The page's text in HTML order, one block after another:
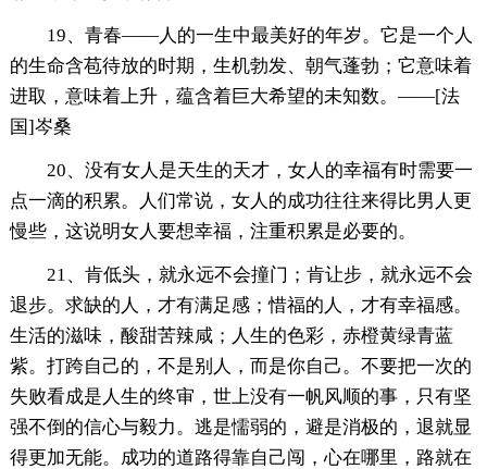
19、青春——人的一生中最美好的年岁。它是一个人
的生命含苞待放的时期，生机勃发、朝气蓬勃；它意味着
进取，意味着上升，蕴含着巨大希望的未知数。——[法
国]岑桑
20、没有女人是天生的天才，女人的幸福有时需要一
点一滴的积累。人们常说，女人的成功往往来得比男人更
慢些，这说明女人要想幸福，注重积累是必要的。
21、肯低头，就永远不会撞门；肯让步，就永远不会
退步。求缺的人，才有满足感；惜福的人，才有幸福感。
生活的滋味，酸甜苦辣咸；人生的色彩，赤橙黄绿青蓝
紫。打跨自己的，不是别人，而是你自己。不要把一次的
失败看成是人生的终审，世上没有一帆风顺的事，只有坚
强不倒的信心与毅力。逃是懦弱的，避是消极的，退就显
得更加无能。成功的道路得靠自己闯，心在哪里，路就在